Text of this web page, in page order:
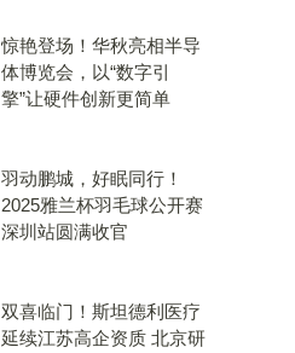
惊艳登场！华秋亮相半导
体博览会，以“数字引
擎”让硬件创新更简单
羽动鹏城，好眠同行！
2025雅兰杯羽毛球公开赛
深圳站圆满收官
双喜临门！斯坦德利医疗
延续江苏高企资质 北京研